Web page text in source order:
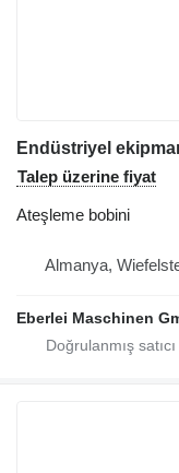
Endüstriyel
Talep üzerine fiyat
Ateşleme bobini
Almanya,
Eberlei Maschinen